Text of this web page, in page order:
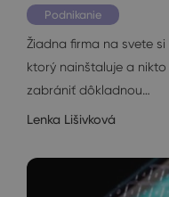
Podnikanie
Žiadna firma na svete
ktorý nainštaluje a
zabrániť dôkladnou…
Lenka Lišivková